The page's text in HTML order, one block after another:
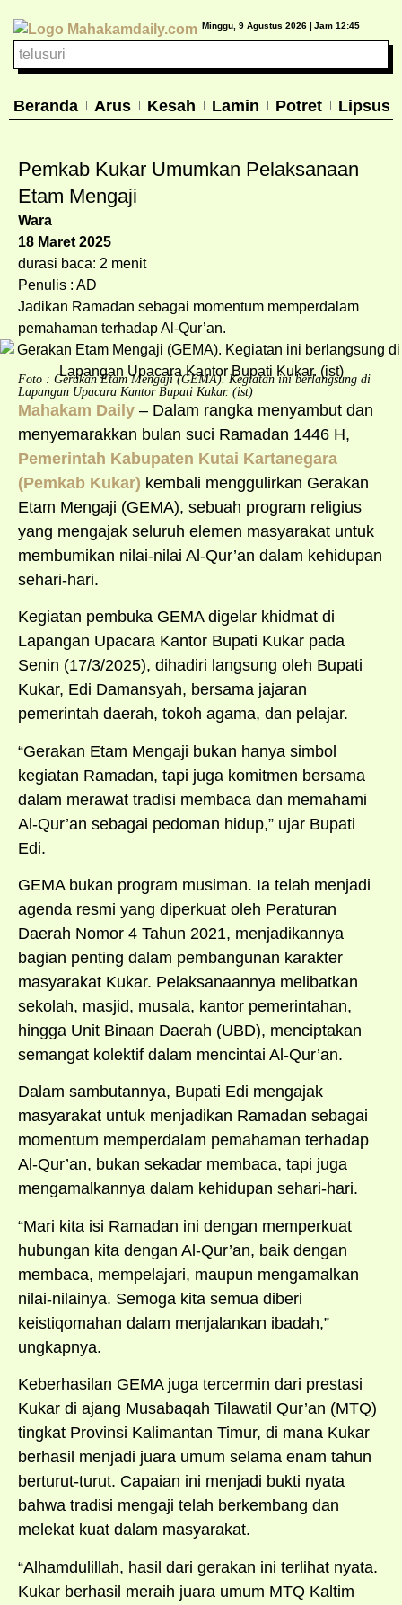
Minggu, 9 Agustus 2026 | Jam 12:45
Beranda Arus Kesah Lamin Potret Lipsus
Pemkab Kukar Umumkan Pelaksanaan
Etam Mengaji
Wara
18 Maret 2025
durasi baca: 2 menit
Penulis : AD
Jadikan Ramadan sebagai momentum memperdalam
pemahaman terhadap Al-Qur’an.
Foto : Gerakan Etam Mengaji (GEMA). Kegiatan ini berlangsung di
Lapangan Upacara Kantor Bupati Kukar. (ist)
Mahakam Daily – Dalam rangka menyambut dan
menyemarakkan bulan suci Ramadan 1446 H,
Pemerintah Kabupaten Kutai Kartanegara
(Pemkab Kukar) kembali menggulirkan Gerakan
Etam Mengaji (GEMA), sebuah program religius
yang mengajak seluruh elemen masyarakat untuk
membumikan nilai-nilai Al-Qur’an dalam kehidupan
sehari-hari.
Kegiatan pembuka GEMA digelar khidmat di
Lapangan Upacara Kantor Bupati Kukar pada
Senin (17/3/2025), dihadiri langsung oleh Bupati
Kukar, Edi Damansyah, bersama jajaran
pemerintah daerah, tokoh agama, dan pelajar.
“Gerakan Etam Mengaji bukan hanya simbol
kegiatan Ramadan, tapi juga komitmen bersama
dalam merawat tradisi membaca dan memahami
Al-Qur’an sebagai pedoman hidup,” ujar Bupati
Edi.
GEMA bukan program musiman. Ia telah menjadi
agenda resmi yang diperkuat oleh Peraturan
Daerah Nomor 4 Tahun 2021, menjadikannya
bagian penting dalam pembangunan karakter
masyarakat Kukar. Pelaksanaannya melibatkan
sekolah, masjid, musala, kantor pemerintahan,
hingga Unit Binaan Daerah (UBD), menciptakan
semangat kolektif dalam mencintai Al-Qur’an.
Dalam sambutannya, Bupati Edi mengajak
masyarakat untuk menjadikan Ramadan sebagai
momentum memperdalam pemahaman terhadap
Al-Qur’an, bukan sekadar membaca, tapi juga
mengamalkannya dalam kehidupan sehari-hari.
“Mari kita isi Ramadan ini dengan memperkuat
hubungan kita dengan Al-Qur’an, baik dengan
membaca, mempelajari, maupun mengamalkan
nilai-nilainya. Semoga kita semua diberi
keistiqomahan dalam menjalankan ibadah,”
ungkapnya.
Keberhasilan GEMA juga tercermin dari prestasi
Kukar di ajang Musabaqah Tilawatil Qur’an (MTQ)
tingkat Provinsi Kalimantan Timur, di mana Kukar
berhasil menjadi juara umum selama enam tahun
berturut-turut. Capaian ini menjadi bukti nyata
bahwa tradisi mengaji telah berkembang dan
melekat kuat dalam masyarakat.
“Alhamdulillah, hasil dari gerakan ini terlihat nyata.
Kukar berhasil meraih juara umum MTQ Kaltim